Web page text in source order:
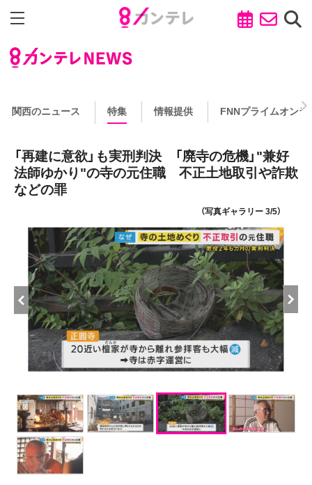
関西のニュース 特集 情報提供 FNNプライムオンラ
「再建に意欲」も実刑判決 「廃寺の危機」"兼好
法師ゆかり"の寺の元住職 不正土地取引や詐欺
などの罪
（写真ギャラリー 3/5）